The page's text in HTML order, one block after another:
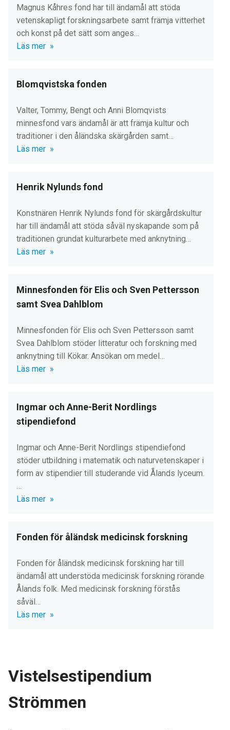
Magnus Kåhres fond har till ändamål att stöda
vetenskapligt forskningsarbete samt främja vitterhet
och konst på det sätt som anges…
Läs mer
Blomqvistska fonden
Valter, Tommy, Bengt och Anni Blomqvists
minnesfond vars ändamål är att främja kultur och
traditioner i den åländska skärgården samt…
Läs mer
Henrik Nylunds fond
Konstnären Henrik Nylunds fond för skärgårdskultur
har till ändamål att stöda såväl nyskapande som på
traditionen grundat kulturarbete med anknytning…
Läs mer
Minnesfonden för Elis och Sven Pettersson
samt Svea Dahlblom
Minnesfonden för Elis och Sven Pettersson samt
Svea Dahlblom stöder litteratur och forskning med
anknytning till Kökar. Ansökan om medel…
Läs mer
Ingmar och Anne-Berit Nordlings
stipendiefond
Ingmar och Anne-Berit Nordlings stipendiefond
stöder utbildning i matematik och naturvetenskaper i
form av stipendier till studerande vid Ålands lyceum.
Läs mer
Fonden för åländsk medicinsk forskning
Fonden för åländsk medicinsk forskning har till
ändamål att understöda medicinsk forskning rörande
Ålands folk. Med medicinsk forskning förstås
såväl…
Läs mer
Vistelsestipendium
Strömmen